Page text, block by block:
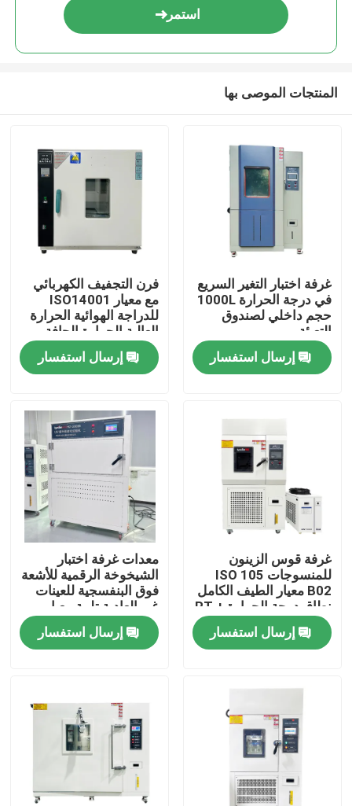
مسكن
عرض الواقع الافتراضي
معلومات عنا
مراقبة الجودة
اتصل بنا
حالات
آلات الاختبار المعملية
استمر
المنتجات الموصى بها
غرفة اختبار التغير السريع
في درجة الحرارة 1000L
حجم داخلي لصندوق
التعبئة
إرسال استفسار
فرن التجفيف الكهربائي
مع معيار ISO14001
للدراجة الهوائية الحرارة
العالية الحرارة الجافة
إرسال استفسار
غرفة قوس الزينون
للمنسوجات ISO 105
B02 معيار الطيف الكامل
نطاق درجة الحرارة RT +
10 °C ~ 80 °C معدات
الاختبارإرسال استفسار
معدات غرفة اختبار
الشيخوخة الرقمية للأشعة
فوق البنفسجية للعينات
غير العادية تلبية معيار
ISO 4892-1 معدات
اختبار البيئةإرسال استفسار